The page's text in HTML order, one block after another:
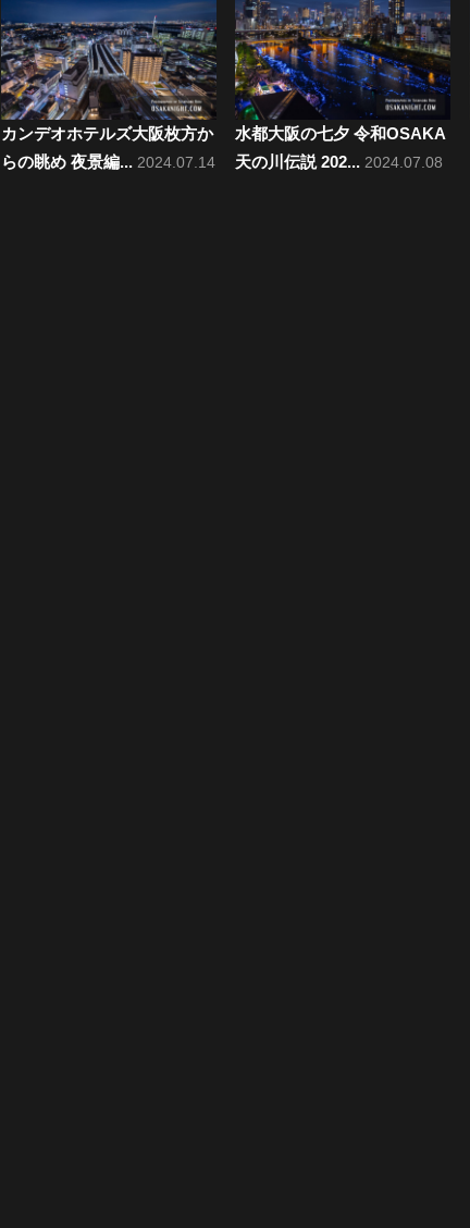
カンデオホテルズ大阪枚方か
らの眺め 夜景編... 2024.07.14
水都大阪の七夕 令和OSAKA
天の川伝説 202... 2024.07.08